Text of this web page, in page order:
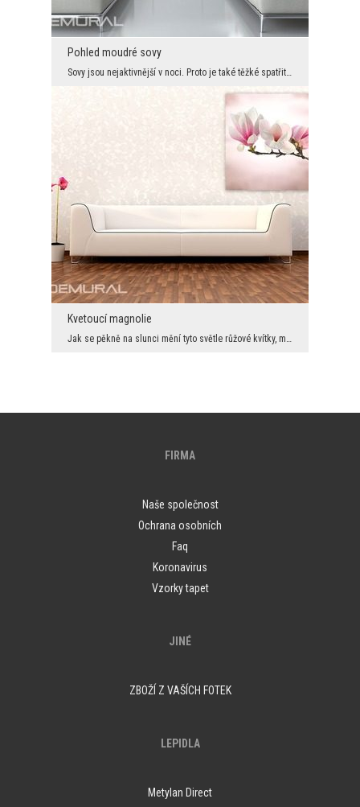
Pohled moudré sovy
Sovy jsou nejaktivnější v noci. Proto je také těžké spatřit zrak tohoto ptáka během dne. Díky tét...
Kvetoucí magnolie
Jak se pěkně na slunci mění tyto světle růžové kvítky, můžeme obdivovat pouze krátkou dobu. Proto...
FIRMA
Naše společnost
Ochrana osobních
Faq
Koronavirus
Vzorky tapet
JINÉ
ZBOŽÍ Z VAŠÍCH FOTEK
LEPIDLA
Metylan Direct